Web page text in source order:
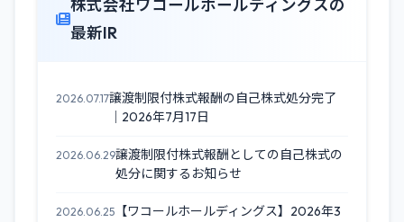
株式会社ワコールホールディングスの
最新IR
2026.07.17譲渡制限付株式報酬の自己株式処分完了
｜2026年7月17日
2026.06.29譲渡制限付株式報酬としての自己株式の
処分に関するお知らせ
2026.06.25 【ワコールホールディングス】2026年3